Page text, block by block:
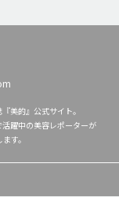
美的』公式サイト。
躍中の美容レポーターが
す。